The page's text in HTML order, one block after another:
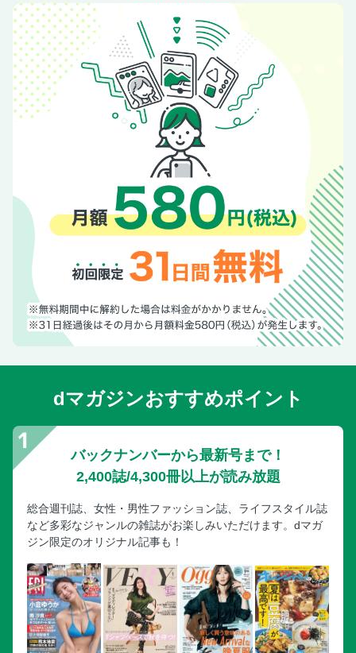
dマガジンおすすめポイント
バックナンバーから最新号まで！
2,400誌/4,300冊以上が読み放題
総合週刊誌、女性・男性ファッション誌、ライフスタイル誌
など多彩なジャンルの雑誌がお楽しみいただけます。dマガ
ジン限定のオリジナル記事も！